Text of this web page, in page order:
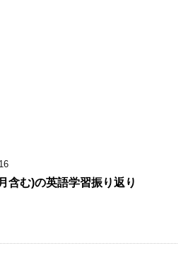
含む)の英語学習振り返り